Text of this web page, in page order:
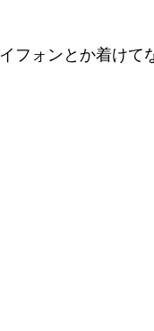
フォンとか着けて